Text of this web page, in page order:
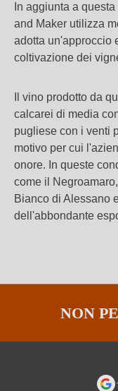
In aggiunta a
and Maker utilizza
adotta un'approccio
coltivazione dei
Il vino prodotto da
calcarei di media
pugliese con i venti
motivo per cui
onore. In queste
come il
Bianco di Alessano
dell'abbondante
NON